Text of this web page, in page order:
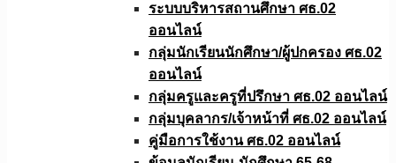
ระบบบริหารสถานศึกษา ศธ.02
ออนไลน์
กลุ่มนักเรียนนักศึกษา/ผู้ปกครอง ศธ.02
ออนไลน์
กลุ่มครูและครูที่ปรึกษา ศธ.02 ออนไลน์
กลุ่มบุคลากร/เจ้าหน้าที่ ศธ.02 ออนไลน์
คู่มือการใช้งาน ศธ.02 ออนไลน์